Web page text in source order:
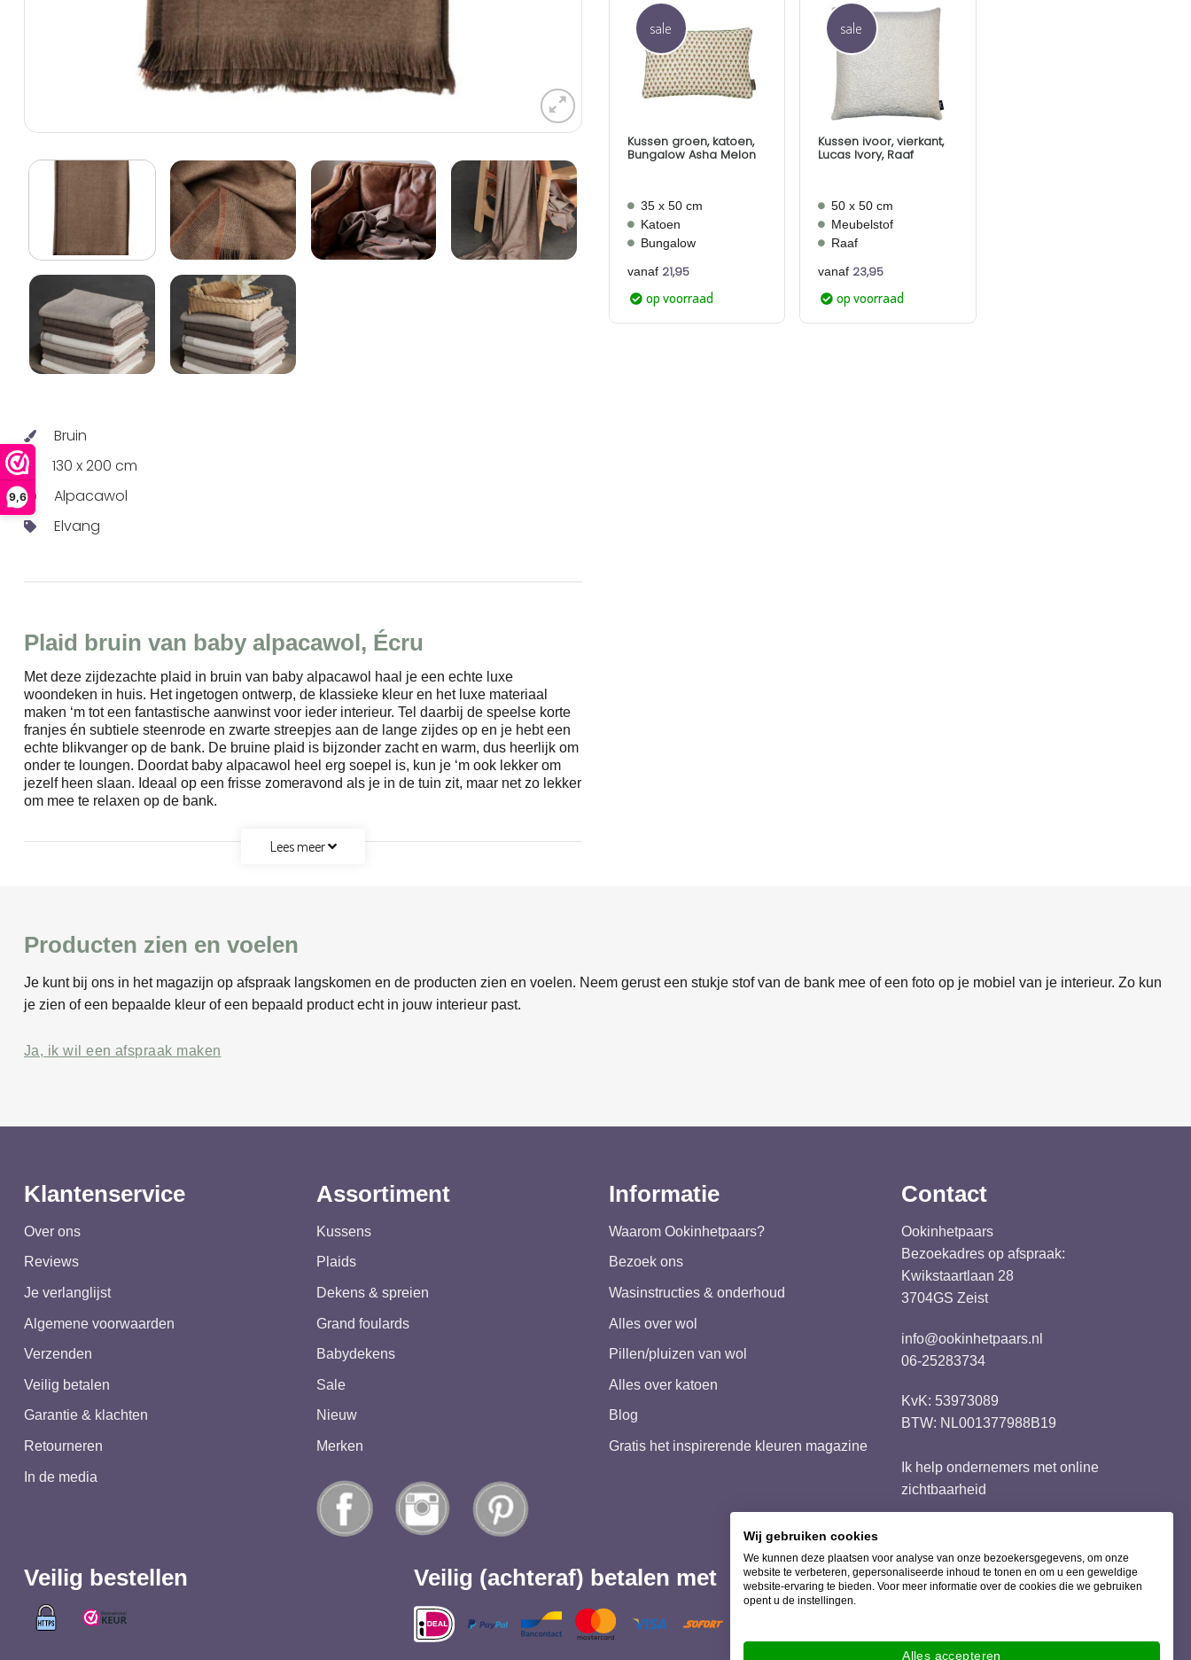
9,6
Bruin
130 x 200 cm
Alpacawol
Elvang
Plaid bruin van baby alpacawol, Écru
Met deze zijdezachte plaid in bruin van baby alpacawol haal je een echte luxe
woondeken in huis. Het ingetogen ontwerp, de klassieke kleur en het luxe materiaal
maken ‘m tot een fantastische aanwinst voor ieder interieur. Tel daarbij de speelse korte
franjes én subtiele steenrode en zwarte streepjes aan de lange zijdes op en je hebt een
echte blikvanger op de bank. De bruine plaid is bijzonder zacht en warm, dus heerlijk om
onder te loungen. Doordat baby alpacawol heel erg soepel is, kun je ‘m ook lekker om
jezelf heen slaan. Ideaal op een frisse zomeravond als je in de tuin zit, maar net zo lekker
om mee te relaxen op de bank.
Lees meer
sale
Aan
verlanglijst
toevoegen
Kussen groen, katoen,
Bungalow Asha Melon
35 x 50 cm
Katoen
Bungalow
vanaf 21,95
op voorraad
sale
Kussen ivoor, vierkant,
Lucas Ivory, Raaf
50 x 50 cm
Meubelstof
Raaf
vanaf 23,95
op voorraad
Producten zien en voelen
Je kunt bij ons in het magazijn op afspraak langskomen en de producten zien en voelen. Neem gerust een stukje stof van de bank mee of een foto op je mobiel van je interieur. Zo kun
je zien of een bepaalde kleur of een bepaald product echt in jouw interieur past.
Ja, ik wil een afspraak maken
Klantenservice
Over ons
Reviews
Je verlanglijst
Algemene voorwaarden
Verzenden
Veilig betalen
Garantie & klachten
Retourneren
In de media
Assortiment
Kussens
Plaids
Dekens & spreien
Grand foulards
Babydekens
Sale
Nieuw
Merken
Informatie
Waarom Ookinhetpaars?
Bezoek ons
Wasinstructies & onderhoud
Alles over wol
Pillen/pluizen van wol
Alles over katoen
Blog
Gratis het inspirerende kleuren magazine
Contact
Ookinhetpaars
Bezoekadres op afspraak:
Kwikstaartlaan 28
3704GS Zeist
info@ookinhetpaars.nl
06-25283734
KvK: 53973089
BTW: NL001377988B19
Ik help ondernemers metonline
zichtbaarheid
Veilig bestellen Veilig (achteraf) betalen met Bezorging met
Wij gebruiken cookies
We kunnen deze plaatsen voor analyse van onze bezoekersgegevens, om onze
website te verbeteren, gepersonaliseerde inhoud te tonen en om u een geweldige
website-ervaring te bieden. Voor meer informatie over de cookies die we gebruiken
opent u de instellingen.
Alles accepteren